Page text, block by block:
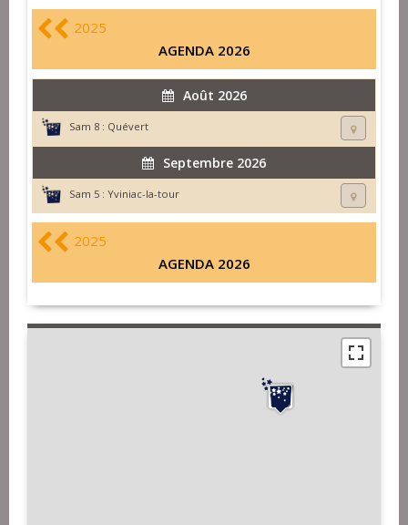
2025
AGENDA 2026
Août 2026
Sam 8 : Quévert
Septembre 2026
Sam 5 : Yviniac-la-tour
2025
AGENDA 2026